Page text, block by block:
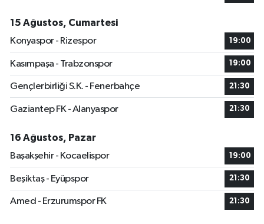
15 Ağustos, Cumartesi
Konyaspor - Rizespor
19:00
Kasımpaşa - Trabzonspor 19:00
Gençlerbirliği S.K. - Fenerbahçe 21:30
Gaziantep FK - Alanyaspor 21:30
16 Ağustos, Pazar
Başakşehir - Kocaelispor
19:00
Beşiktaş - Eyüpspor 21:30
Amed - Erzurumspor FK 21:30